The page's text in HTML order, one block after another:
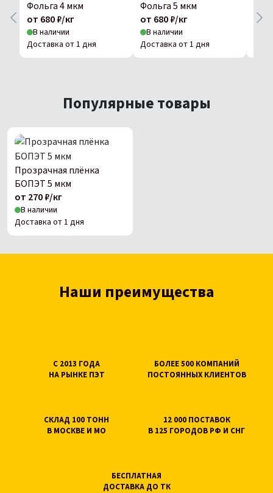
Фольга 4 мкм
от 680 ₽/кг
В наличии
Доставка от 1 дня
Фольга 5 мкм
от 680 ₽/кг
В наличии
Доставка от 1 дня
от
Популярные товары
Прозрачная плёнка
БОПЭТ 5 мкм
от 270 ₽/кг
В наличии
Доставка от 1 дня
Наши преимущества
С 2013 ГОДА
НА РЫНКЕ ПЭТ
БОЛЕЕ 500 КОМПАНИЙ
ПОСТОЯННЫХ КЛИЕНТОВ
СКЛАД 100 ТОНН
В МОСКВЕ И МО
12 000 ПОСТАВОК
В 125 ГОРОДОВ РФ И СНГ
БЕСПЛАТНАЯ
ДОСТАВКА ДО ТК